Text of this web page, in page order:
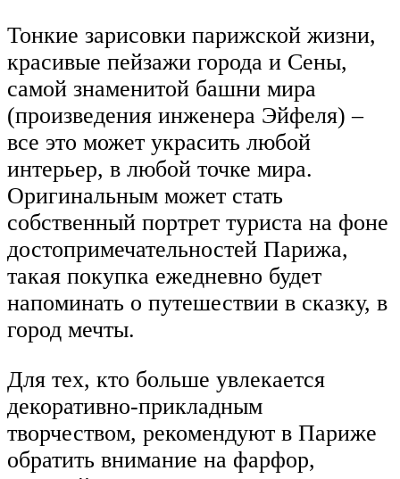
Тонкие зарисовки парижской жизни,
красивые пейзажи города и Сены,
самой знаменитой башни мира
(произведения инженера Эйфеля) –
все это может украсить любой
интерьер, в любой точке мира.
Оригинальным может стать
собственный портрет туриста на фоне
достопримечательностей Парижа,
такая покупка ежедневно будет
напоминать о путешествии в сказку, в
город мечты.
Для тех, кто больше увлекается
декоративно-прикладным
творчеством, рекомендуют в Париже
обратить внимание на фарфор,